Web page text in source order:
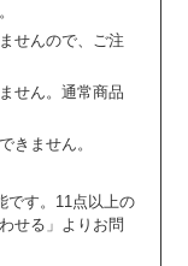
せんので、ご注
せん。通常商品
きません。
です。11点以上の
せる」よりお問